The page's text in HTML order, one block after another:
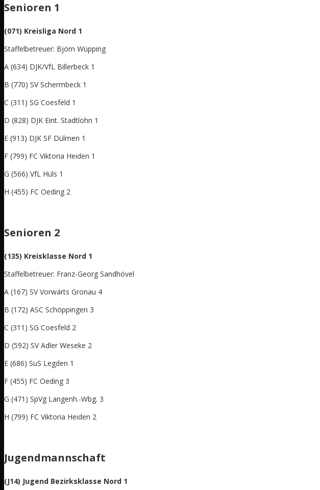
Senioren 1
(071) Kreisliga Nord 1
Staffelbetreuer: Björn Wüpping
A (634) DJK/VfL Billerbeck 1
B (770) SV Schermbeck 1
C (311) SG Coesfeld 1
D (828) DJK Eint. Stadtlohn 1
E (913) DJK SF Dülmen 1
F (799) FC Viktoria Heiden 1
G (566) VfL Hüls 1
H (455) FC Oeding 2
Senioren 2
(135) Kreisklasse Nord 1
Staffelbetreuer: Franz-Georg Sandhövel
A (167) SV Vorwärts Gronau 4
B (172) ASC Schöppingen 3
C (311) SG Coesfeld 2
D (592) SV Adler Weseke 2
E (686) SuS Legden 1
F (455) FC Oeding 3
G (471) SpVg Langenh.-Wbg. 3
H (799) FC Viktoria Heiden 2
Jugendmannschaft
(J14) Jugend Bezirksklasse Nord 1